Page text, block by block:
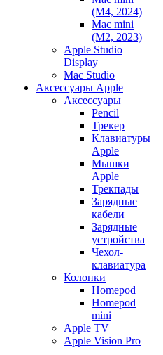
(M4, 2024)
Mac mini
(M2, 2023)
Apple Studio
Display
Mac Studio
Аксессуары Apple
Аксессуары
Pencil
Трекер
Клавиатуры
Apple
Мышки
Apple
Трекпады
Зарядные
кабели
Зарядные
устройства
Чехол-
клавиатура
Колонки
Homepod
Homepod
mini
Apple TV
Apple Vision Pro